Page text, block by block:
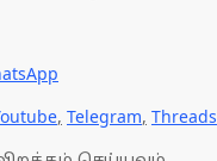
, Telegram, Threads